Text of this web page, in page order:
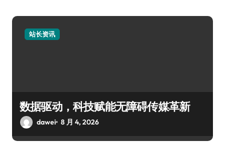
站长资讯
数据驱动，科技赋能无障碍传媒革新
dawei 8 月 4, 2026